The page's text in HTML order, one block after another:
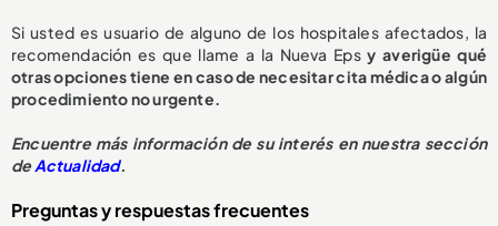
Si usted es usuario de alguno de los hospitales afectados, la
recomendación es que llame a la Nueva Epsy averigüe qué
otras opciones tiene en caso de necesitar cita médica o algún
procedimiento no urgente.
Encuentre más información de su interés en nuestra sección
deActualidad.
Preguntas y respuestas frecuentes